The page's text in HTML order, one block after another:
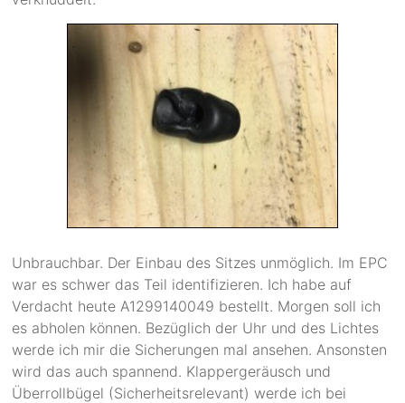
Unbrauchbar. Der Einbau des Sitzes unmöglich. Im EPC
war es schwer das Teil identifizieren. Ich habe auf
Verdacht heute A1299140049 bestellt. Morgen soll ich
es abholen können. Bezüglich der Uhr und des Lichtes
werde ich mir die Sicherungen mal ansehen. Ansonsten
wird das auch spannend. Klappergeräusch und
Überrollbügel (Sicherheitsrelevant) werde ich bei